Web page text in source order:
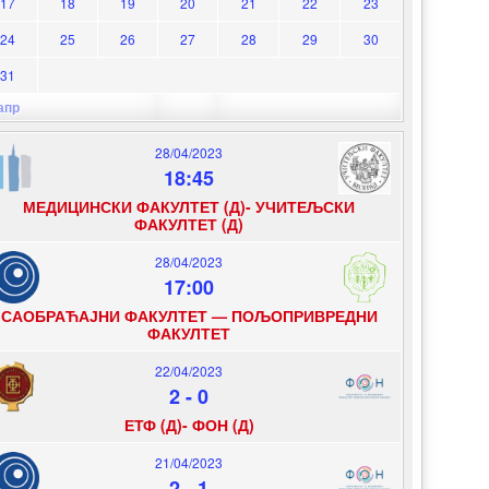
24
25 26 27 28 29
30
31
28/04/2023
18:45
МЕДИЦИНСКИ ФАКУЛТЕТ (Д)- УЧИТЕЉСКИ
ФАКУЛТЕТ (Д)
28/04/2023
17:00
САОБРАЋАЈНИ ФАКУЛТЕТ — ПОЉОПРИВРЕДНИ
ФАКУЛТЕТ
22/04/2023
2-0
ЕТФ (Д)- ФОН (Д)
21/04/2023